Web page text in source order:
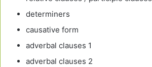
determiners
causative form
adverbal clauses 1
adverbal clauses 2